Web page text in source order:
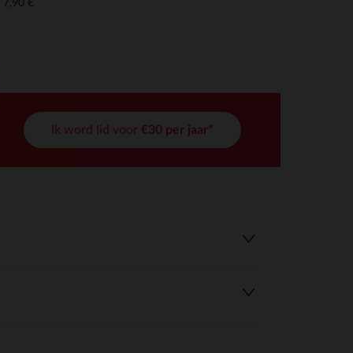
aan te passen en te beheren, en zorgt ervoor dat aan
7,90 €
Ik word lid voor €30 per jaar*